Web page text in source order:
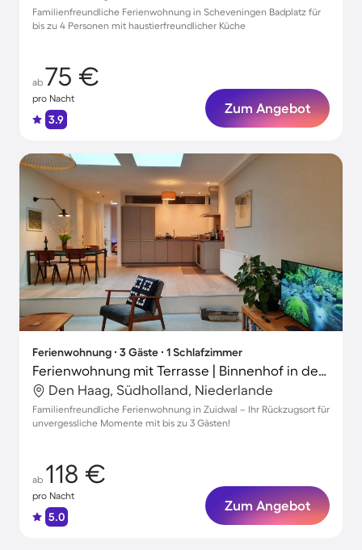
Familienfreundliche Ferienwohnung in Scheveningen Badplatz für
bis zu 4 Personen mit haustierfreundlicher Küche
ab 75 €
pro Nacht
3.9
Zum Angebot
Ferienwohnung ∙ 3 Gäste ∙ 1 Schlafzimmer
Ferienwohnung mit Terrasse | Binnenhof in der Nähe | Stadtblick
Den Haag, Südholland, Niederlande
Familienfreundliche Ferienwohnung in Zuidwal – Ihr Rückzugsort für
unvergessliche Momente mit bis zu 3 Gästen!
ab 118 €
pro Nacht
5.0
Zum Angebot